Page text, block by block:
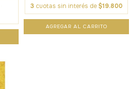
3 cuotas sin interés de $19.800